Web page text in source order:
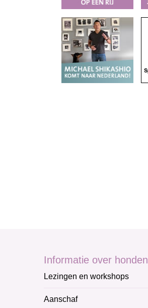
Informatie over honden
Lezingen en workshops
Aanschaf